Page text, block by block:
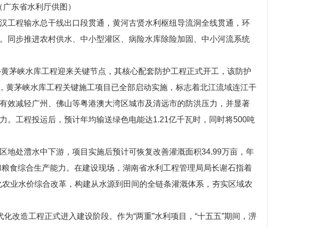
东省水利厅供图）
工程输水总干线出口段贯通，黄河古贤水利枢纽导流洞全线贯通，环
同步推进农村供水、中小型灌区、病险水库除险加固、中小河流系统
茅峡水库工程迎来关键节点，其核心配套防护工程正式开工，该防护
茅峡水库工程关键施工项目已全部启动实施，标志着北江流域连江干
效减轻广州、佛山等粤港澳大湾区城市及清远市的防洪压力，并显著
。工程投运后，预计年均输送绿色电能达1.21亿千瓦时，同时将500吨
地处澧水中下游，项目实施后预计可恢复改善灌溉面积34.99万亩，年
食综合生产能力。在建设现场，湖南省水利工程管理局局长谢石指着
业水价综合改革，构建从水源到田间的全链条灌溉体系，夯实区域农
改造工程正式进入建设阶段。作为“两重”水利项目，“十五五”期间，淠